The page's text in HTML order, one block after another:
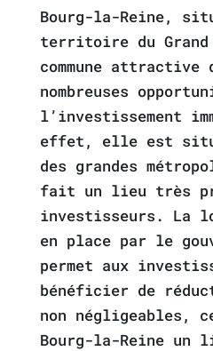
Bourg-la-Reine,
territoire du
commune
nombreuses
l’investissement
effet, elle est
des grandes
fait un lieu très
investisseurs. La
en place par le
permet aux
bénéficier de
non négligeables,
Bourg-la-Reine un